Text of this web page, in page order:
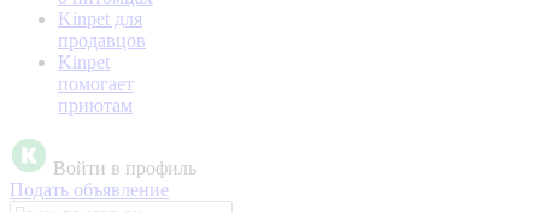
Kinpet для
продавцов
Kinpet
помогает
приютам
Войти в профиль
Подать объявление